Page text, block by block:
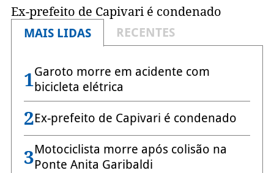
Ex-prefeito de Capivari é condenado
MAIS LIDAS
RECENTES
1Garoto morre em acidente com
bicicleta elétrica
2Ex-prefeito de Capivari é condenado
3Motociclista morre após colisão na
Ponte Anita Garibaldi